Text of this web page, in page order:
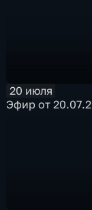
20 июля
Эфир от